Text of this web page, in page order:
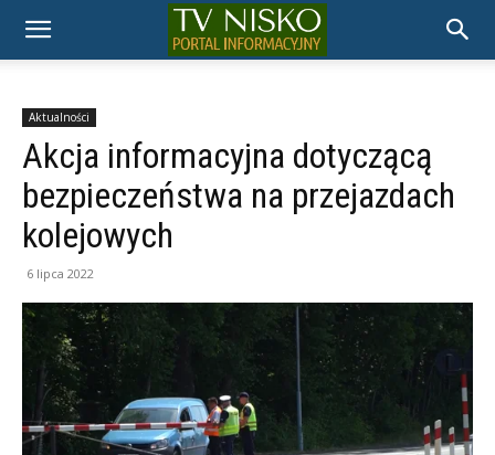
TELEWIZJA
NISKO
Aktualności
Akcja informacyjna dotyczącą
bezpieczeństwa na przejazdach
kolejowych
6 lipca 2022